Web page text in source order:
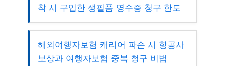
착 시 구입한 생필품 영수증 청구 한도
해외여행자보험 캐리어 파손 시 항공사
보상과 여행자보험 중복 청구 비법